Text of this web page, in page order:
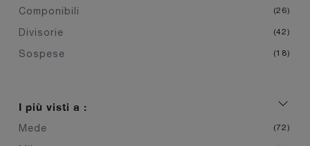
Componibili 26
Divisorie 42
Sospese 18
I più visti a :
Mede 72